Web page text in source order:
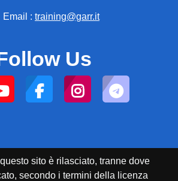
Email : training@garr.it
Us
questo sito è rilasciato, tranne dove
secondo i termini della licenza